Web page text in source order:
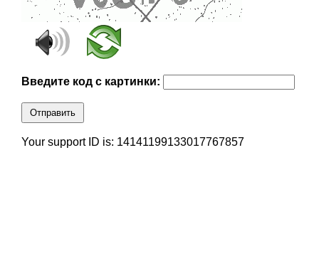
Введите код с картинки:
Отправить
Your support ID is: 14141199133017767857